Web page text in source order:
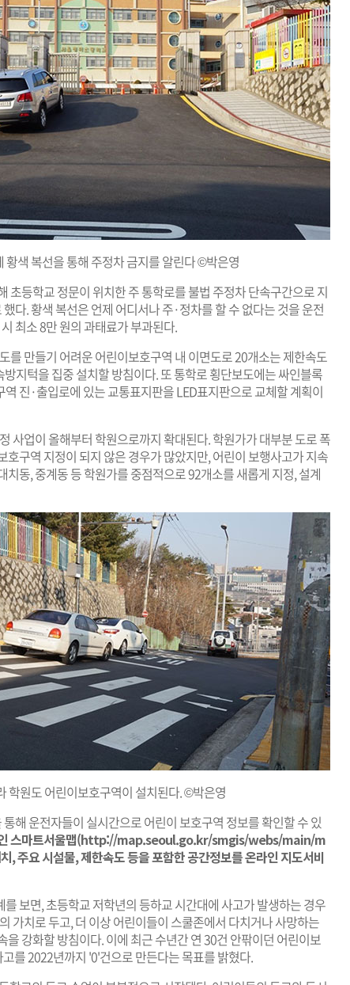
황색 복선을 통해 주정차 금지를 알린다 ©박은영
초등학교 정문이 위치한 주 통학로를 불법 주정차 단속구간으로 지
다. 황색 복선은 언제 어디서나 주·정차를 할 수 없다는 것을 운전
최소 8만 원의 과태료가 부과된다.
를 만들기 어려운 어린이보호구역 내 이면도로 20개소는 제한속도
지턱을 집중 설치할 방침이다. 또 통학로 횡단보도에는 싸인블록
진·출입로에 있는 교통표지판을 LED표지판으로 교체할 계획이
사업이 올해부터 학원으로까지 확대된다. 학원가가 대부분 도로 폭
호구역 지정이 되지 않은 경우가 많았지만, 어린이 보행사고가 지속
치동, 중계동 등 학원가를 중점적으로 92개소를 새롭게 지정, 설계
학원도 어린이보호구역이 설치된다. ©박은영
통해 운전자들이 실시간으로 어린이 보호구역 정보를 확인할 수 있
인 스마트서울맵(http://map.seoul.go.kr/smgis/webs/main/m
, 주요 시설물, 제한속도 등을 포함한 공간정보를 온라인 지도서비
보면, 초등학교 저학년의 등하교 시간대에 사고가 발생하는 경우
가치로 두고, 더 이상 어린이들이 스쿨존에서 다치거나 사망하는
을 강화할 방침이다. 이에 최근 수년간 연 30건 안팎이던 어린이보
를 2022년까지 '0'건으로 만든다는 목표를 밝혔다.